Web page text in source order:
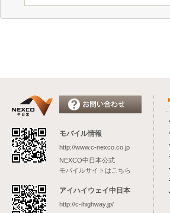
モバイル情報
http://www.c-nexco.co.jp
NEXCO中日本公式
モバイルサイトはこちら
アイハイウェイ中日本
http://c-ihighway.jp/